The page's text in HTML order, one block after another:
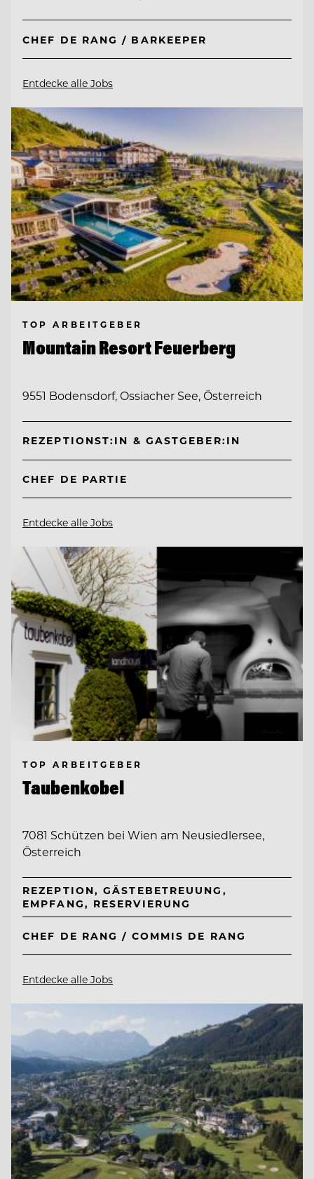
CHEF DE RANG / BARKEEPER
Entdecke alle Jobs
TOP ARBEITGEBER
Mountain Resort Feuerberg
9551 Bodensdorf, Ossiacher See, Österreich
REZEPTIONST:IN & GASTGEBER:IN
CHEF DE PARTIE
Entdecke alle Jobs
TOP ARBEITGEBER
Taubenkobel
7081 Schützen bei Wien am Neusiedlersee,
Österreich
REZEPTION, GÄSTEBETREUUNG,
EMPFANG, RESERVIERUNG
CHEF DE RANG / COMMIS DE RANG
Entdecke alle Jobs